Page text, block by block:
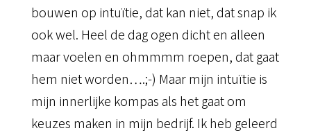
bouwen op intuïtie, dat kan niet, dat snap ik
ook wel. Heel de dag ogen dicht en alleen
maar voelen en ohmmmm roepen, dat gaat
hem niet worden….;-) Maar mijn intuïtie is
mijn innerlijke kompas als het gaat om
keuzes maken in mijn bedrijf. Ik heb geleerd